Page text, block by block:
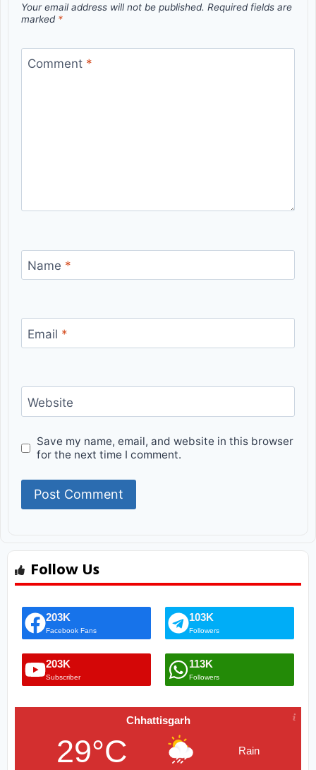
Your email address will not be published. Required fields are
marked *
Comment *
Name *
Email *
Website
Save my name, email, and website in this browser
for the next time I comment.
Follow Us
203K
Facebook Fans
103K
Followers
203K
Subscriber
113K
Followers
Chhattisgarh
29°C Rain